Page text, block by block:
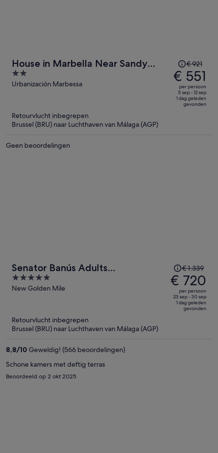
House in Marbella Near Sandy
Beach
2
out
Urbanización Marbessa
De
prijs
was
€ 921,
de
€ 921
€ 551
per persoon
5 sep - 12 sep
1 dag geleden
gevonden
Retourvlucht inbegrepen
Brussel (BRU) naar Luchthaven van Málaga (AGP)
Geen beoordelingen
Senator Banús Adults
Recomended
5
out
New Golden Mile
De
prijs
was
€ 1.339,
de
€ 1.339
€ 720
per persoon
23 sep - 30 sep
1 dag geleden
gevonden
Retourvlucht inbegrepen
Brussel (BRU) naar Luchthaven van Málaga (AGP)
8,8/10 Geweldig! (566 beoordelingen)
Schone kamers met deftig terras
Beoordeeld op 2 okt 2025